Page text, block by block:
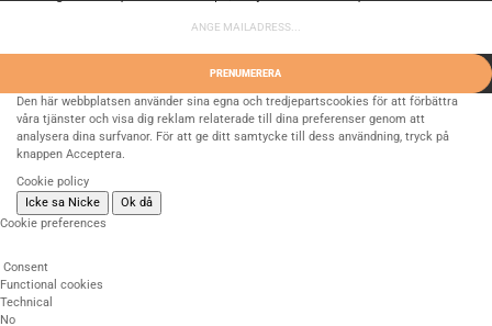
PRENUMERERA
Den här webbplatsen använder sina egna och tredjepartscookies för att förbättra
våra tjänster och visa dig reklam relaterade till dina preferenser genom att
analysera dina surfvanor. För att ge ditt samtycke till dess användning, tryck på
knappen Acceptera.
Cookie policy
Icke sa Nicke
Ok då
Cookie preferences
Consent
Functional cookies
Technical
No